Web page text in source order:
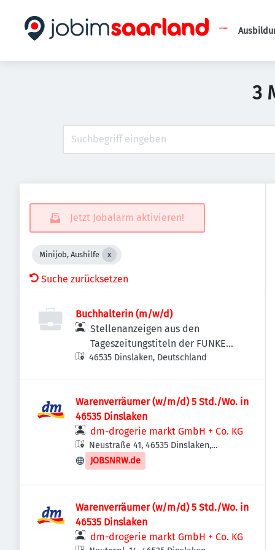
3
Jetzt Jobalarm aktivieren!
Minijob, Aushilfe
Suche zurücksetzen
Buchhalterin (m/w/d)
Stellenanzeigen aus den
Tageszeitungstiteln der FUNKE
MEDIEN NRW
46535 Dinslaken, Deutschland
Warenverräumer (w/m/d) 5 Std./Wo. in
46535 Dinslaken
dm-drogerie markt GmbH + Co. KG
Neustraße 41, 46535 Dinslaken,
Deutschland
JOBSNRW.de
Warenverräumer (w/m/d) 5 Std./Wo. in
46535 Dinslaken
dm-drogerie markt GmbH + Co. KG